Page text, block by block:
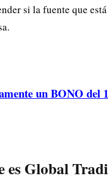
si la fuente que
un BONO del
es Global